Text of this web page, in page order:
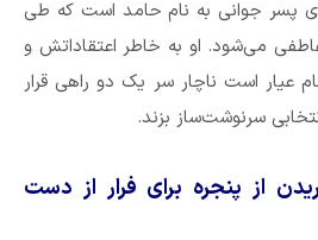
پسر جوانی به نام حامد است که طی
می‌شود. او به خاطر اعتقاداتش و
عیار است ناچار سر یک دو راهی قرار
سرنوشت‌ساز بزند.
از پنجره برای فرار از دست